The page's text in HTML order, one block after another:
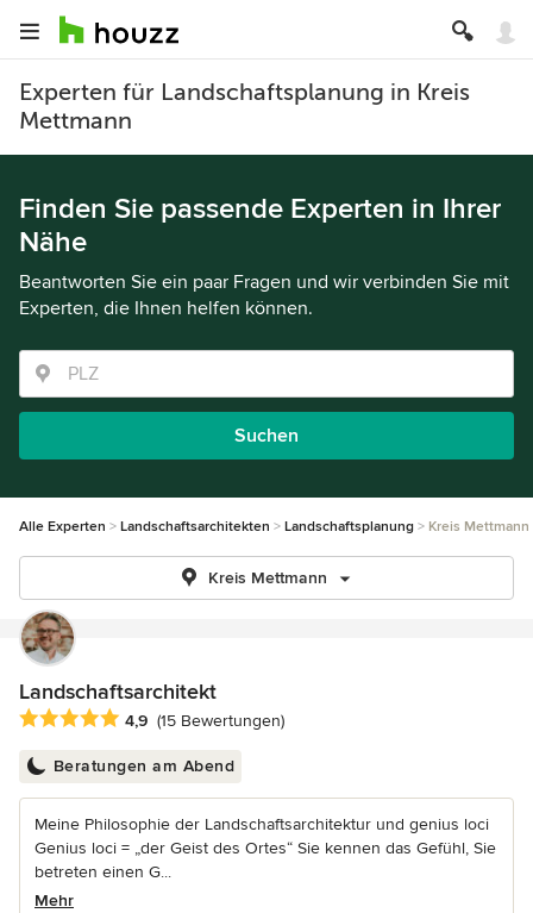
Experten für Landschaftsplanung in Kreis
Mettmann
Finden Sie passende Experten in Ihrer
Nähe
Beantworten Sie ein paar Fragen und wir verbinden Sie mit
Experten, die Ihnen helfen können.
Suchen
Alle Experten Landschaftsarchitekten Landschaftsplanung Kreis Mettmann
Kreis Mettmann
Landschaftsarchitekt
Durchschnittliche Bewertung: 4.9 von 5 Sternen
4,9 (15 Bewertungen)
Beratungen am Abend
Meine Philosophie der Landschaftsarchitektur und genius loci
Genius loci = „der Geist des Ortes“ Sie kennen das Gefühl, Sie
betreten einen G...
Mehr